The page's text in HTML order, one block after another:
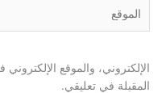
الإلكتروني، والموقع
المقبلة في تعليقي.